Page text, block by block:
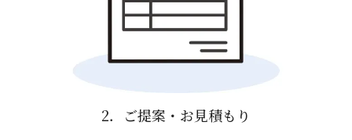
2．ご提案・お見積もり